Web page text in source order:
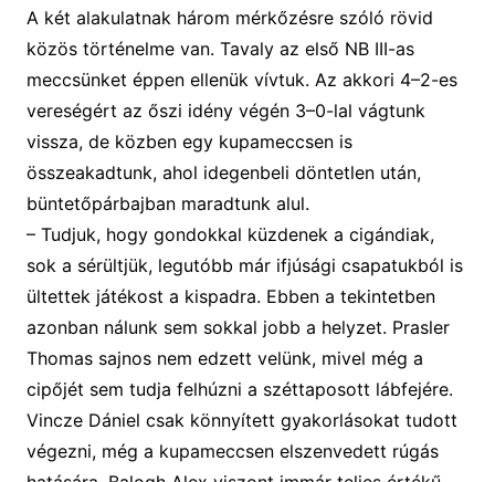
A két alakulatnak három mérkőzésre szóló rövid
közös történelme van. Tavaly az első NB III-as
meccsünket éppen ellenük vívtuk. Az akkori 4–2-es
vereségért az őszi idény végén 3–0-lal vágtunk
vissza, de közben egy kupameccsen is
összeakadtunk, ahol idegenbeli döntetlen után,
büntetőpárbajban maradtunk alul.
– Tudjuk, hogy gondokkal küzdenek a cigándiak,
sok a sérültjük, legutóbb már ifjúsági csapatukból is
ültettek játékost a kispadra. Ebben a tekintetben
azonban nálunk sem sokkal jobb a helyzet. Prasler
Thomas sajnos nem edzett velünk, mivel még a
cipőjét sem tudja felhúzni a széttaposott lábfejére.
Vincze Dániel csak könnyített gyakorlásokat tudott
végezni, még a kupameccsen elszenvedett rúgás